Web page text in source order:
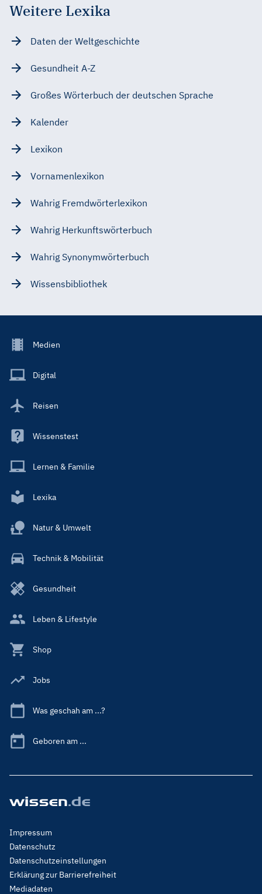
Weitere Lexika
Daten der Weltgeschichte
Gesundheit A-Z
Großes Wörterbuch der deutschen Sprache
Kalender
Lexikon
Vornamenlexikon
Wahrig Fremdwörterlexikon
Wahrig Herkunftswörterbuch
Wahrig Synonymwörterbuch
Wissensbibliothek
Footer
Main
Medien
Digital
Reisen
Wissenstest
Lernen & Familie
Lexika
Natur & Umwelt
Technik & Mobilität
Gesundheit
Leben & Lifestyle
Shop
Jobs
Was geschah am ...?
Geboren am ...
Footer
Menu
Legal
Impressum
Datenschutz
Datenschutzeinstellungen
Erklärung zur Barrierefreiheit
Mediadaten